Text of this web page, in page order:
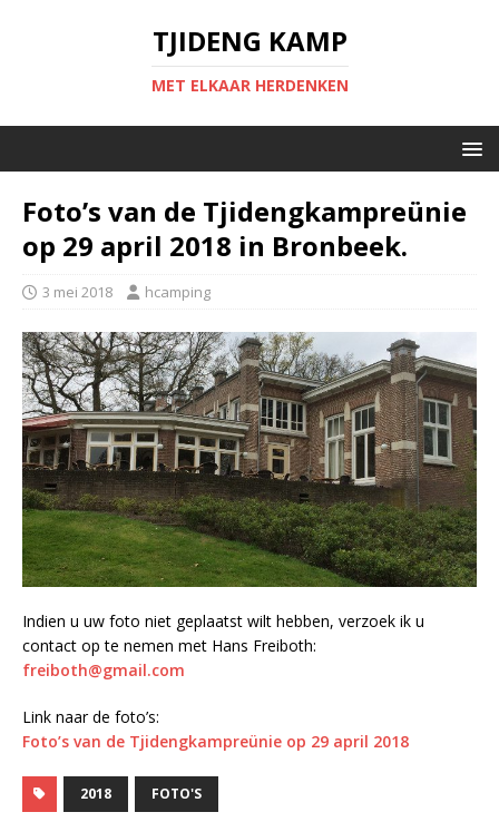
TJIDENG KAMP
MET ELKAAR HERDENKEN
Foto’s van de Tjidengkampreünie
op 29 april 2018 in Bronbeek.
3 mei 2018 hcamping
Indien u uw foto niet geplaatst wilt hebben, verzoek ik u
contact op te nemen met Hans Freiboth:
freiboth@gmail.com
Link naar de foto’s:
Foto’s van de Tjidengkampreünie op 29 april 2018
2018 FOTO'S